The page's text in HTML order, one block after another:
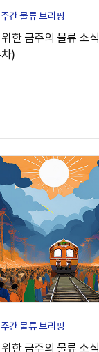
주간 물류 브리핑
한 금주의 물류 소식
)
주간 물류 브리핑
한 금주의 물류 소식